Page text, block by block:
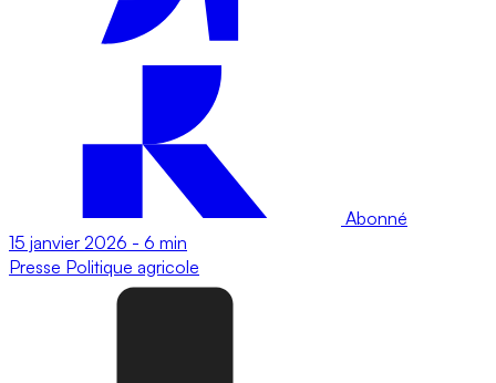
Abonné
15 janvier 2026 - 6 min
Presse Politique agricole